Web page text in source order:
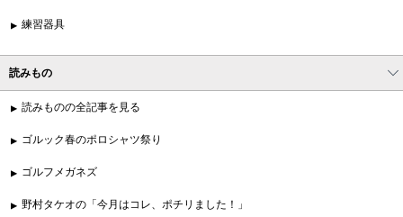
練習器具
読みもの
読みものの全記事を見る
ゴルック春のポロシャツ祭り
ゴルフメガネズ
野村タケオの「今月はコレ、ポチリました！」